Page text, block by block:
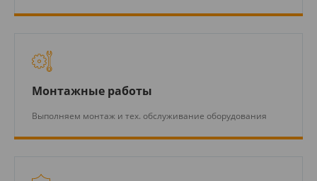
Монтажные работы
Выполняем монтаж и тех. обслуживание оборудования